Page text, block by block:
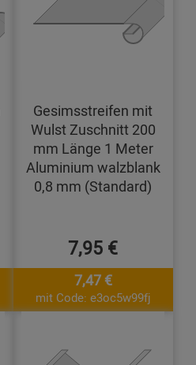
Gesimsstreifen mit
Wulst Zuschnitt 200
mm Länge 1 Meter
Aluminium walzblank
0,8 mm (Standard)
7,95 €
7,47 €
mit Code: e3oc5w99fj